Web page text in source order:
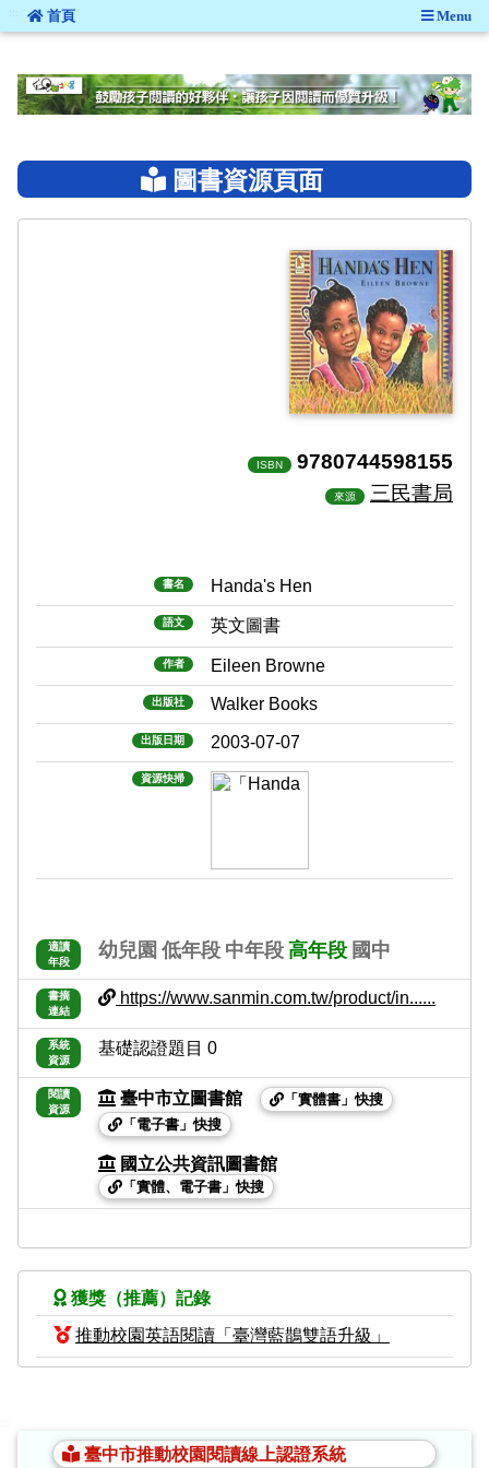
::: 首頁 Menu
圖書資源頁面
ISBN 9780744598155
來源 三民書局
書名 Handa's Hen
語文 英文圖書
作者 Eileen Browne
出版社 Walker Books
出版日期 2003-07-07
資源快掃
適讀
年段
幼兒園 低年段 中年段 高年段 國中
書摘
連結
https://www.sanmin.com.tw/product/in......
系統
資源
基礎認證題目 0
閱讀
資源
臺中市立圖書館
「實體書」快搜
「電子書」快搜
國立公共資訊圖書館
「實體、電子書」快搜
獲獎（推薦）記錄
推動校園英語閱讀「臺灣藍鵲雙語升級」
臺中市推動校園閱讀線上認證系統